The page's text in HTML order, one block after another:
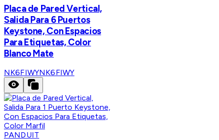
Placa de Pared Vertical,
Salida Para 6 Puertos
Keystone, Con Espacios
Para Etiquetas, Color
Blanco Mate
NK6FIWYNK6FIWY
PANDUIT